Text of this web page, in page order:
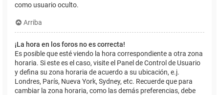
como usuario oculto.
Arriba
¡La hora en los foros no es correcta!
Es posible que esté viendo la hora correspondiente a otra zona
horaria. Si este es el caso, visite el Panel de Control de Usuario
y defina su zona horaria de acuerdo a su ubicación, e.j.
Londres, París, Nueva York, Sydney, etc. Recuerde que para
cambiar la zona horaria, como las demás preferencias, debe